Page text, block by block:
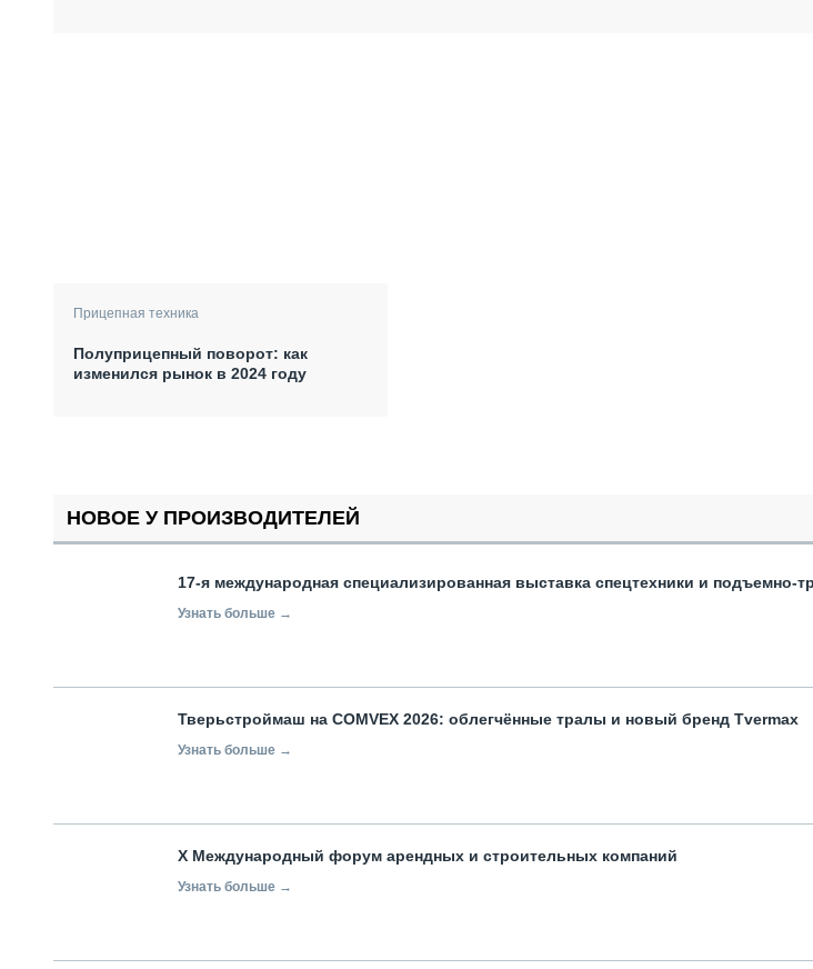
Прицепная техника
Полуприцепный поворот: как
изменился рынок в 2024 году
НОВОЕ У ПРОИЗВОДИТЕЛЕЙ
17-я международная специализированная выставка спецтехники и
Узнать больше →
Тверьстроймаш на COMVEX 2026: облегчённые тралы и новый бренд Tvermax
Узнать больше →
X Международный форум арендных и строительных компаний
Узнать больше →